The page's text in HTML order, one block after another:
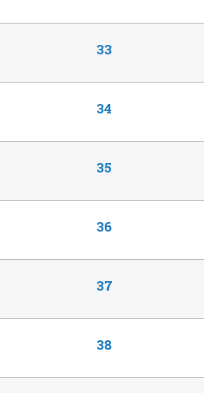
33
34
35
36
37
38